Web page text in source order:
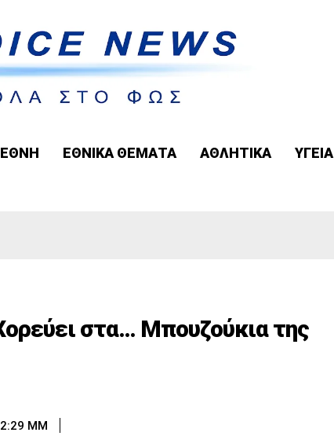
ΕΘΝΙΚΑ ΘΕΜΑΤΑ ΑΘΛΗΤΙΚΑ ΥΓΕΙΑ
στα… Μπουζούκια της
ΜΜ